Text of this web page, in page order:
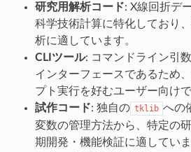
研究用解析コード: X線回折デ
科学技術計算に特化しており
析に適しています。
CLIツール: コマンドライン引
インターフェースであるため
プト実行を好むユーザー向けで
試作コード: 独自の tklib への
変数の管理方法から、特定の
期開発・機能検証に適していま